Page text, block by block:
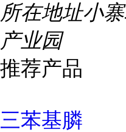
所在地址小
产业园
推荐产品
三苯基膦